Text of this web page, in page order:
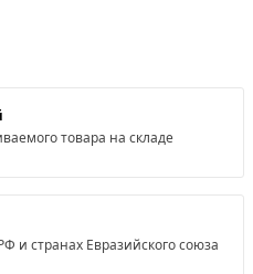
товара на складе
и странах Евразийского союза